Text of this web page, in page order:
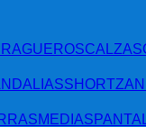
CALZAS
SHORT
MEDIAS